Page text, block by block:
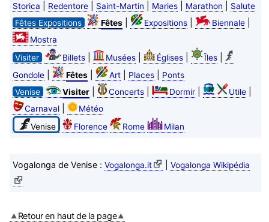
Storica
Redentore| Saint-Martin Maries| Marathon
Salute
Fêtes Expositions
Fêtes| Expositions| Biennale|
Mostra
Visiter
Billets| Musées| Églises| Îles|
Gondole| Fêtes| Art| Places|
Ponts
Venise
Visiter| Concerts| Dormir| Utile|
Carnaval|
Météo
Venise
Florence Rome Milan
Vogalonga de Venise : Vogalonga.it Vogalonga Wikipédia
Retour en haut de la page